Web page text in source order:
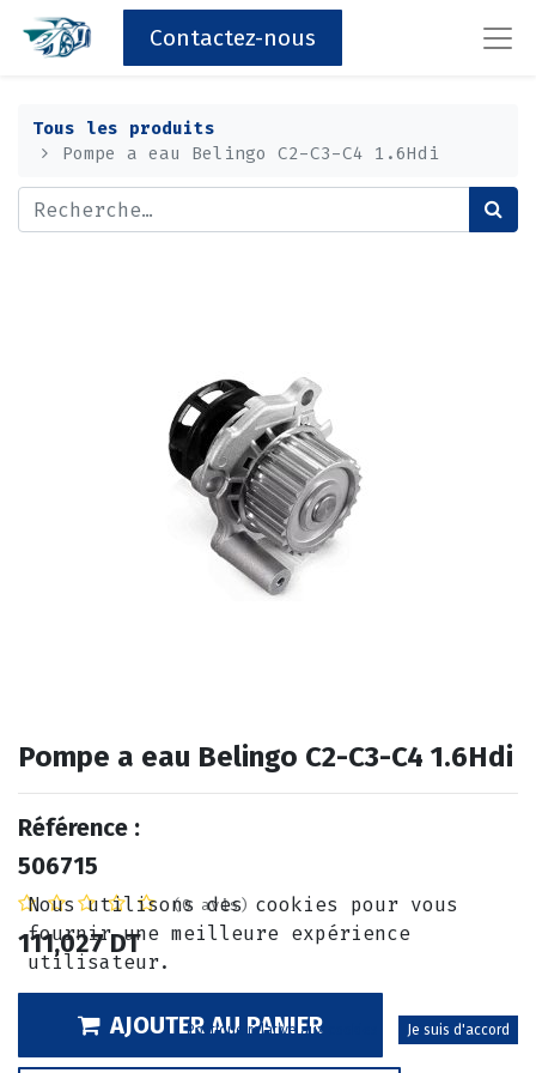
Contactez-nous
Tous les produits
Pompe a eau Belingo C2-C3-C4 1.6Hdi
Pompe a eau Belingo C2-C3-C4 1.6Hdi
Référence :
506715
(0 avis)
111,027DT
AJOUTER AU PANIER
Nous utilisons des cookies pour vous
fournir une meilleure expérience
utilisateur.
Politique relative aux cookies Je suis d'accord